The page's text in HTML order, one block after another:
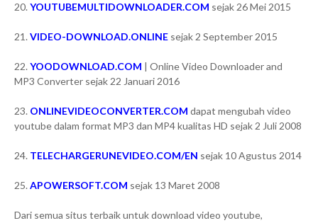
20.YOUTUBEMULTIDOWNLOADER.COM sejak 26 Mei 2015
21.VIDEO-DOWNLOAD.ONLINE sejak 2 September 2015
22.YOODOWNLOAD.COM | Online Video Downloader and
MP3 Converter sejak 22 Januari 2016
23. ONLINEVIDEOCONVERTER.COM dapat mengubah video
youtube dalam format MP3 dan MP4 kualitas HD sejak 2 Juli 2008
24. TELECHARGERUNEVIDEO.COM/EN sejak 10 Agustus 2014
25.APOWERSOFT.COM sejak 13 Maret 2008
Dari semua situs terbaik untuk download video youtube,